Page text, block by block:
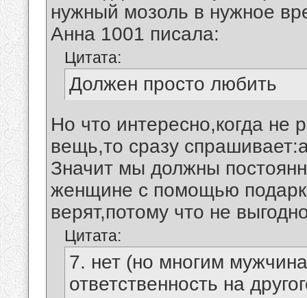
нужный мозоль в нужное
Анна 1001 писала:
Цитата:
Должен просто любить
Но что интересно,когда не
вещь,то сразу
Значит мы должны
женщине с помощью
верят,потому что не
Цитата:
7. нет (но многим
ответственность на